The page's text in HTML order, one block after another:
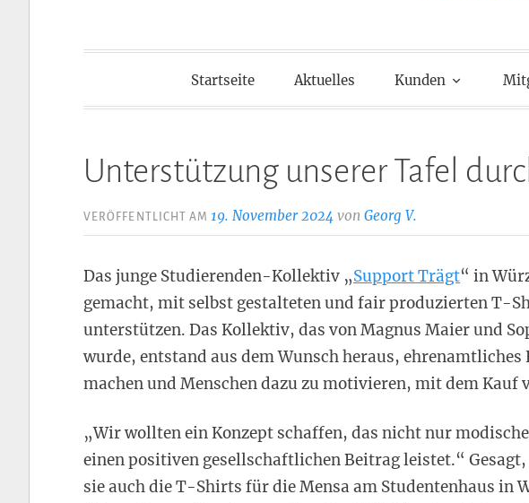
Startseite Aktuelles Kunden
Unterstützung unserer Tafel
VERÖFFENTLICHT AM 19. November 2024 vonGeorg V.
Das junge Studierenden-Kollektiv „Support Trägt“ in
gemacht, mit selbst gestalteten und fair produzierten T-
unterstützen. Das Kollektiv, das von Magnus Maier und
wurde, entstand aus dem Wunsch heraus, ehrenamtliches
machen und Menschen dazu zu motivieren, mit dem Kauf
„Wir wollten ein Konzept schaffen, das nicht nur
einen positiven gesellschaftlichen Beitrag leistet.“
sie auch die T-Shirts für die Mensa am Studentenhaus in